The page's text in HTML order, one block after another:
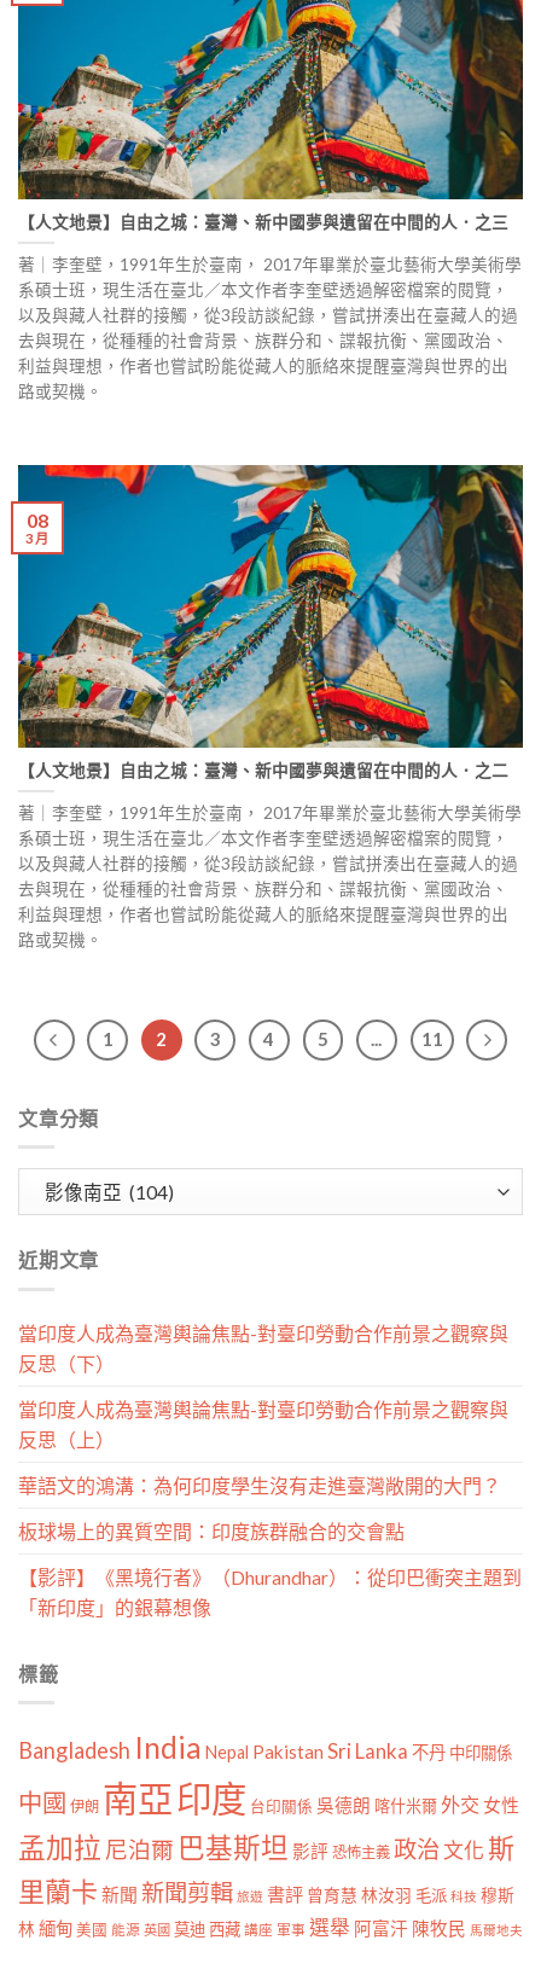
【人文地景】自由之城：臺灣、新中國夢與遺留在中間的人．之三
著｜李奎壁，1991年生於臺南， 2017年畢業於臺北藝術大學美術學
系碩士班，現生活在臺北／本文作者李奎壁透過解密檔案的閱覽，
以及與藏人社群的接觸，從3段訪談紀錄，嘗試拼湊出在臺藏人的過
去與現在，從種種的社會背景、族群分和、諜報抗衡、黨國政治、
利益與理想，作者也嘗試盼能從藏人的脈絡來提醒臺灣與世界的出
路或契機。
【人文地景】自由之城：臺灣、新中國夢與遺留在中間的人．之二
著｜李奎壁，1991年生於臺南， 2017年畢業於臺北藝術大學美術學
系碩士班，現生活在臺北／本文作者李奎壁透過解密檔案的閱覽，
以及與藏人社群的接觸，從3段訪談紀錄，嘗試拼湊出在臺藏人的過
去與現在，從種種的社會背景、族群分和、諜報抗衡、黨國政治、
利益與理想，作者也嘗試盼能從藏人的脈絡來提醒臺灣與世界的出
路或契機。
08
3 月
1 2 3 4 5 ... 11
文章分類
章
類
近期文章
當印度人成為臺灣輿論焦點-對臺印勞動合作前景之觀察與
反思（下）
當印度人成為臺灣輿論焦點-對臺印勞動合作前景之觀察與
反思（上）
華語文的鴻溝：為何印度學生沒有走進臺灣敞開的大門？
板球場上的異質空間：印度族群融合的交會點
【影評】《黑境行者》（Dhurandhar）：從印巴衝突主題到
「新印度」的銀幕想像
標籤
Bangladesh India Nepal Pakistan Sri Lanka 不丹 中印關係
中國 伊朗 南亞印度 台印關係 吳德朗 喀什米爾外交 女性
孟加拉 尼泊爾 巴基斯坦 影評 恐怖主義 政治文化斯
里蘭卡 新聞 新聞剪輯 旅遊 書評 曾育慧 林汝羽 毛派 科技 穆斯
林 緬甸 美國 能源 英國 莫迪 西藏 講座 軍事 選舉 阿富汗 陳牧民 馬爾地夫